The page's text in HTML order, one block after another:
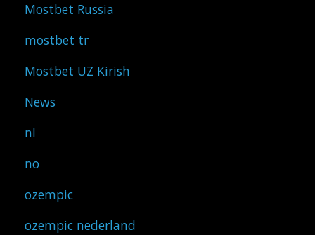
Mostbet Russia
mostbet tr
Mostbet UZ Kirish
News
nl
no
ozempic
ozempic nederland